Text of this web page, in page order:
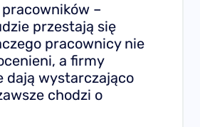
–
przestają się
pracownicy nie
a firmy
dają wystarczająco
chodzi o